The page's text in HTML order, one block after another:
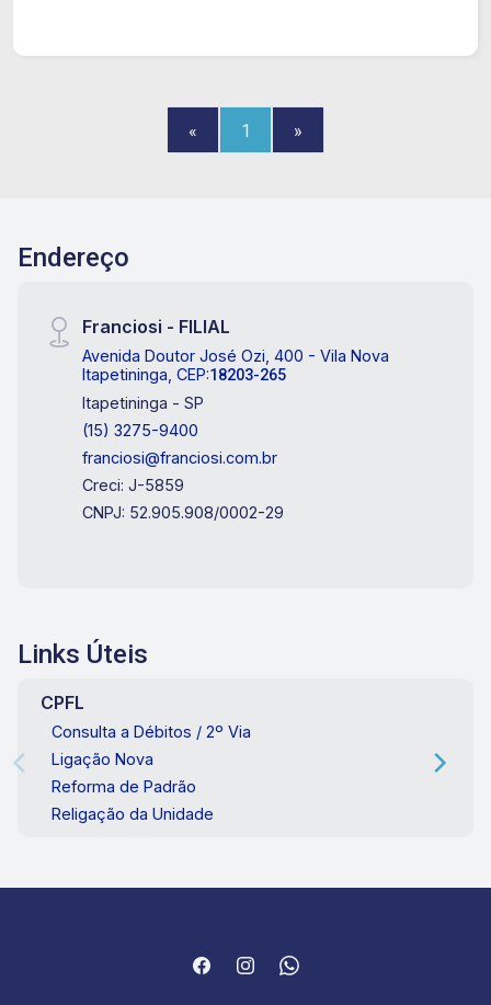
« 1 »
Endereço
Franciosi - FILIAL
Avenida Doutor José Ozi, 400 - Vila Nova
Itapetininga, CEP:18203-265
Itapetininga - SP
(15) 3275-9400
franciosi@franciosi.com.br
Creci: J-5859
CNPJ: 52.905.908/0002-29
Links Úteis
CPFL
Consulta a Débitos / 2º Via
Ligação Nova
Reforma de Padrão
Religação da Unidade